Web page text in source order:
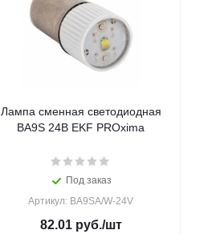
Лампа сменная светодиодная
BA9S 24В EKF PROxima
Под заказ
Артикул: BA9SA/W-24V
82.01руб./шт